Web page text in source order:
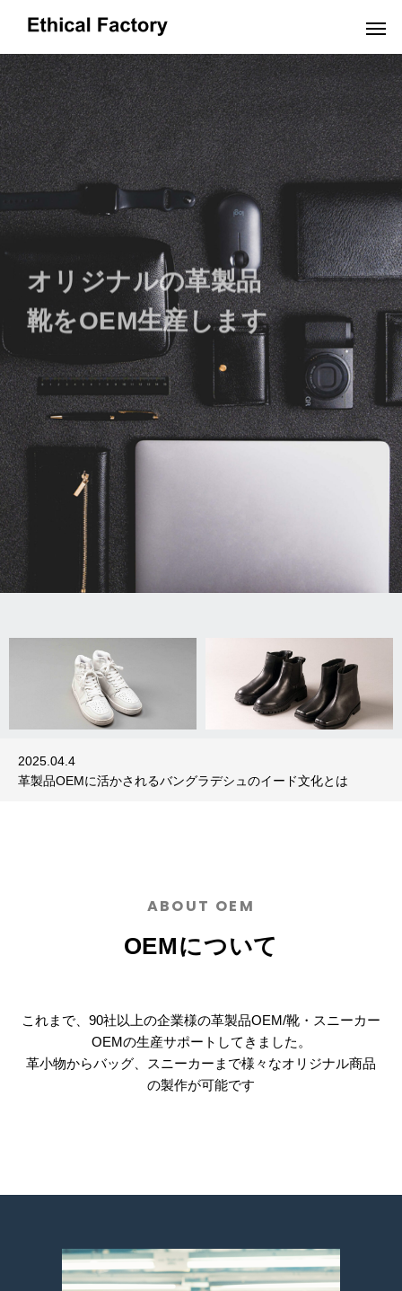
OEMだより
革小物OEMの小ロット生産でオリジナル製
品を実現するポイントと費用解説
2024.10.16
ショルダーバッグ
OEM:コスト削減の
2024.09.19
イタリアンレザーで革製品OEM バングラ
2025.07.11
革製品OEMに活か
2025.04.04
オリジナルの革製品
靴をOEM生産します
お問い合わせはこちらから
2025.07.11
イタリアンレザーで革製品OEM バングラデシュ生産の強み
2025.04.4
革製品OEMに活かされるバングラデシュのイード文化とは
2024.12.24
バッグOEM製作：マクアケで大成功を収めたその裏側とは？
2024.11.7
リサイクルレザーとは？環境に配慮したサステナブルな素材で
ABOUT OEM
OEMについて
これまで、90社以上の企業様の革製品OEM/靴・スニーカー
OEMの生産サポートしてきました。
革小物からバッグ、スニーカーまで様々なオリジナル商品
の製作が可能です